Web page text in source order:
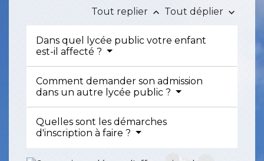
Tout replier keyboard_arrow_up Tout déplier keyboard_arrow_down
Dans quel lycée public votre enfant
est-il affecté ?
Comment demander son admission
dans un autre lycée public ?
Quelles sont les démarches
d'inscription à faire ?